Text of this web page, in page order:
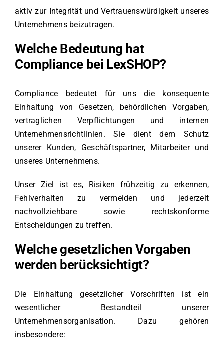
aktiv zur Integrität und Vertrauenswürdigkeit unseres
Unternehmens beizutragen.
Welche Bedeutung hat
Compliance bei LexSHOP?
Compliance bedeutet für uns die konsequente
Einhaltung von Gesetzen, behördlichen Vorgaben,
vertraglichen Verpflichtungen und internen
Unternehmensrichtlinien. Sie dient dem Schutz
unserer Kunden, Geschäftspartner, Mitarbeiter und
unseres Unternehmens.
Unser Ziel ist es, Risiken frühzeitig zu erkennen,
Fehlverhalten zu vermeiden und jederzeit
nachvollziehbare sowie rechtskonforme
Entscheidungen zu treffen.
Welche gesetzlichen Vorgaben
werden berücksichtigt?
Die Einhaltung gesetzlicher Vorschriften ist ein
wesentlicher Bestandteil unserer
Unternehmensorganisation. Dazu gehören
insbesondere: